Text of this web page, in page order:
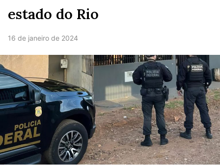
estado do Rio
16 de janeiro de 2024